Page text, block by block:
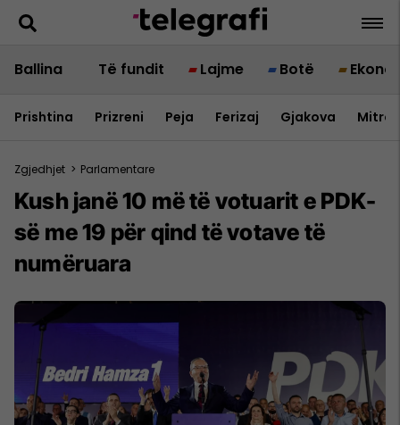
Ballina Të fundit Lajme Botë
Prishtina Prizreni Peja Ferizaj Gjakova
Zgjedhjet > Parlamentare
Kush janë 10 më të votuarit e PDK-
së me 19 për qind të votave të
numëruara